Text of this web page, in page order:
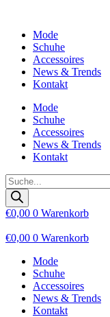
wechselnMode
Schuhe
Accessoires
News & Trends
Kontakt
Mode
Schuhe
Accessoires
News & Trends
Kontakt
Products
search
€0,00 0 Warenkorb
€0,00 0 Warenkorb
Mode
Schuhe
Accessoires
News & Trends
Kontakt